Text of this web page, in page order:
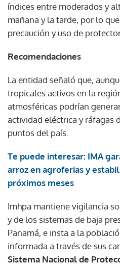
índices entre moderados y
mañana y la tarde, por lo
precaución y uso de
Recomendaciones
La entidad señaló que,
tropicales activos en la
atmosféricas podrían
actividad eléctrica y ráfagas
puntos del país.
Te puede interesar: IMA
arroz en agroferias y
próximos meses
Imhpa mantiene vigilancia
y de los sistemas de baja
Panamá, e insta a la
informada a través de sus
Sistema Nacional de